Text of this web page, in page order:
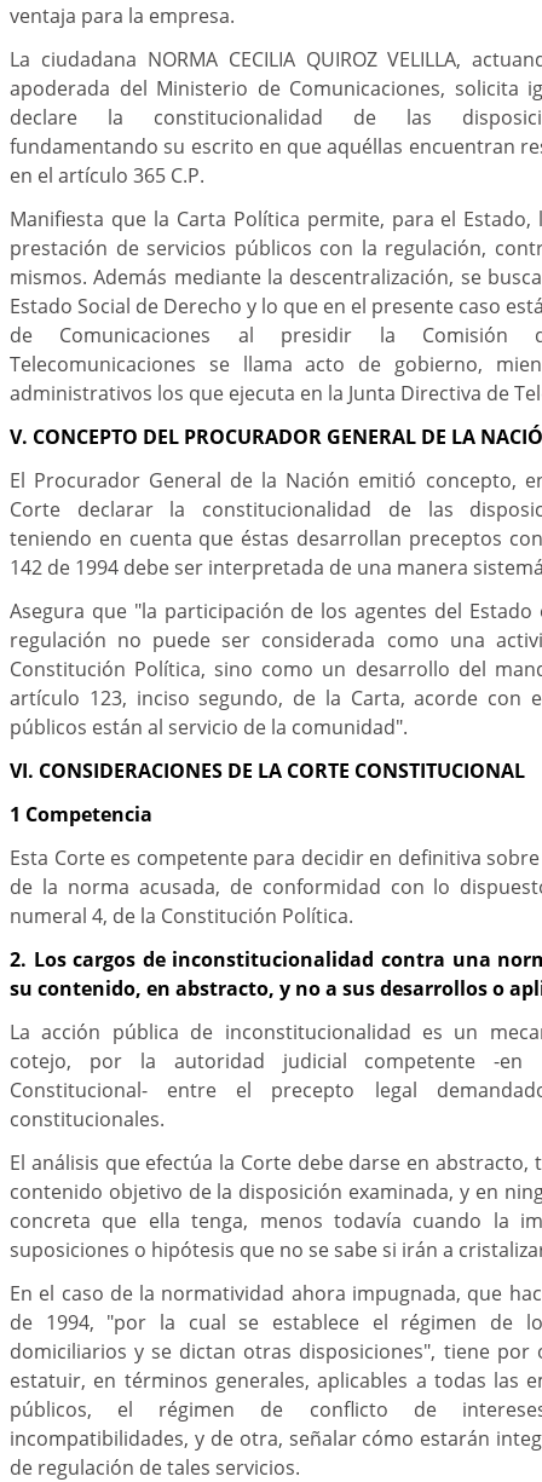
ventaja para la empresa.
La ciudadana NORMA CECILIA QUIROZ VELILLA,
apoderada del Ministerio de Comunicaciones, solicita
declare la constitucionalidad de las
fundamentando su escrito en que aquéllas encuentran
en el artículo 365 C.P.
Manifiesta que la Carta Política permite, para el
prestación de servicios públicos con la regulación,
mismos. Además mediante la descentralización, se
Estado Social de Derecho y lo que en el presente caso
de Comunicaciones al presidir la Comisión
Telecomunicaciones se llama acto de gobierno,
administrativos los que ejecuta en la Junta Directiva de
V. CONCEPTO DEL PROCURADOR GENERAL DE LA
El Procurador General de la Nación emitió concepto,
Corte declarar la constitucionalidad de las
teniendo en cuenta que éstas desarrollan preceptos
142 de 1994 debe ser interpretada de una manera
Asegura que "la participación de los agentes del Estado
regulación no puede ser considerada como una
Constitución Política, sino como un desarrollo del
artículo 123, inciso segundo, de la Carta, acorde con
públicos están al servicio de la comunidad".
VI. CONSIDERACIONES DE LA CORTE CONSTITUCIONAL
1 Competencia
Esta Corte es competente para decidir en definitiva
de la norma acusada, de conformidad con lo
numeral 4, de la Constitución Política.
2. Los cargos de inconstitucionalidad contra una
su contenido, en abstracto, y no a sus desarrollos o
La acción pública de inconstitucionalidad es un
cotejo, por la autoridad judicial competente -en
Constitucional- entre el precepto legal
constitucionales.
El análisis que efectúa la Corte debe darse en abstracto,
contenido objetivo de la disposición examinada, y en
concreta que ella tenga, menos todavía cuando la
suposiciones o hipótesis que no se sabe si irán a
En el caso de la normatividad ahora impugnada, que
de 1994, "por la cual se establece el régimen de
domiciliarios y se dictan otras disposiciones", tiene por
estatuir, en términos generales, aplicables a todas las
públicos, el régimen de conflicto de
incompatibilidades, y de otra, señalar cómo estarán
de regulación de tales servicios.